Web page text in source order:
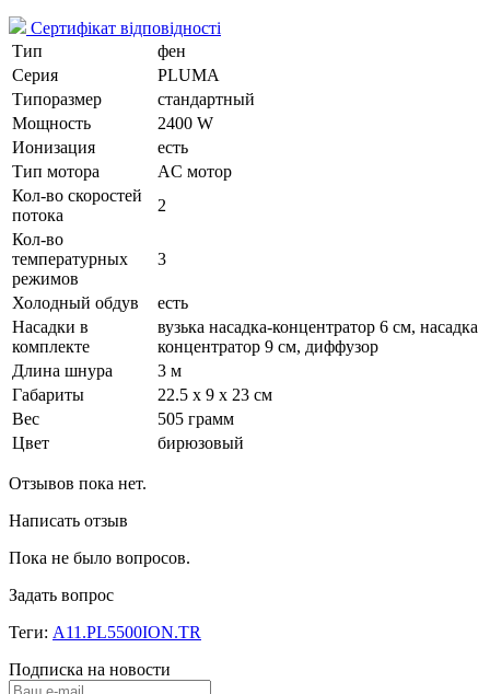
Сертифікат відповідності
Тип
фен
Серия
PLUMA
Типоразмер
стандартный
Мощность
2400 W
Ионизация
есть
Тип мотора
AC мотор
Кол-во скоростей
потока
2
Кол-во
температурных
режимов
3
Холодный обдув
есть
Насадки в
комплекте
вузька насадка-концентратор 6 см, насадка
концентратор 9 см, диффузор
Длина шнура
3 м
Габариты
22.5 x 9 x 23 см
Вес
505 грамм
Цвет
бирюзовый
Отзывов пока нет.
Написать отзыв
Пока не было вопросов.
Задать вопрос
Теги: A11.PL5500ION.TR
Подписка на новости